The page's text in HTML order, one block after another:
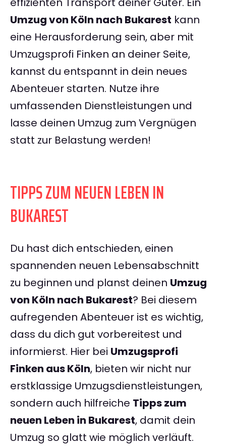
Umzug von Köln nach Bukarest kann
eine Herausforderung sein, aber mit
Umzugsprofi Finken an deiner Seite,
kannst du entspannt in dein neues
Abenteuer starten. Nutze ihre
umfassenden Dienstleistungen und
lasse deinen Umzug zum Vergnügen
statt zur Belastung werden!
TIPPS ZUM NEUEN LEBEN IN
BUKAREST
Du hast dich entschieden, einen
spannenden neuen Lebensabschnitt
zu beginnen und planst deinen Umzug
von Köln nach Bukarest? Bei diesem
aufregenden Abenteuer ist es wichtig,
dass du dich gut vorbereitest und
informierst. Hier bei Umzugsprofi
Finken aus Köln, bieten wir nicht nur
erstklassige Umzugsdienstleistungen,
sondern auch hilfreiche Tipps zum
neuen Leben in Bukarest, damit dein
Umzug so glatt wie möglich verläuft.